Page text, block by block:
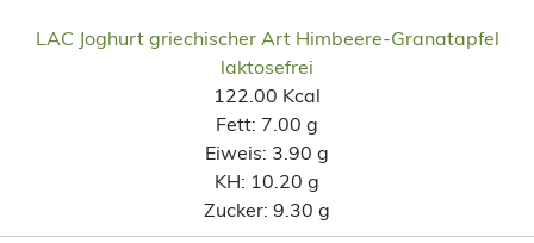
LAC Joghurt griechischer Art Himbeere-Granatapfel
laktosefrei
122.00 Kcal
Fett: 7.00 g
Eiweis: 3.90 g
KH: 10.20 g
Zucker: 9.30 g